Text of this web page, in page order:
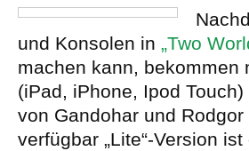
und Konsolen in „Two
machen kann, bekommen
(iPad, iPhone, Ipod
von Gandohar und
verfügbar „Lite“-Version